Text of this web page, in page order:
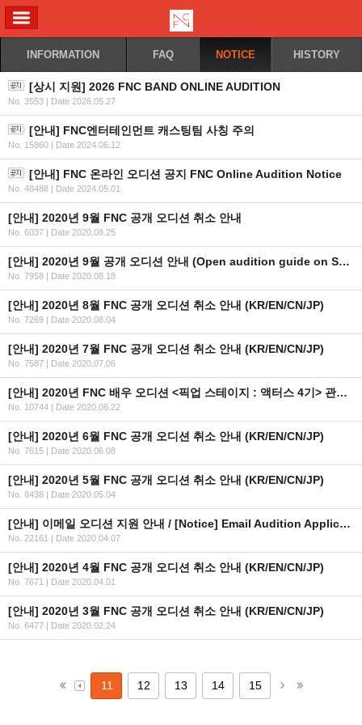
INFORMATION FAQ NOTICE HISTORY
[상시 지원] 2026 FNC BAND ONLINE AUDITION
No. 3553 | Date 2026.05.27
[안내] FNC엔터테인먼트 캐스팅팀 사칭 주의
No. 15860 | Date 2024.06.12
[안내] FNC 온라인 오디션 공지 FNC Online Audition Notice
No. 48488 | Date 2024.05.01
[안내] 2020년 9월 FNC 공개 오디션 취소 안내
No. 6037 | Date 2020.08.25
[안내] 2020년 9월 공개 오디션 안내 (Open audition guide on September)
No. 7958 | Date 2020.08.18
[안내] 2020년 8월 FNC 공개 오디션 취소 안내 (KR/EN/CN/JP)
No. 7269 | Date 2020.08.04
[안내] 2020년 7월 FNC 공개 오디션 취소 안내 (KR/EN/CN/JP)
No. 7587 | Date 2020.07.06
[안내] 2020년 FNC 배우 오디션 <픽업 스테이지 : 액터스 4기> 관련 안내
No. 10744 | Date 2020.06.22
[안내] 2020년 6월 FNC 공개 오디션 취소 안내 (KR/EN/CN/JP)
No. 7615 | Date 2020.06.08
[안내] 2020년 5월 FNC 공개 오디션 취소 안내 (KR/EN/CN/JP)
No. 8438 | Date 2020.05.04
[안내] 이메일 오디션 지원 안내 / [Notice] Email Audition Application Guide (KR/EN/JP/CN)
No. 22161 | Date 2020.04.07
[안내] 2020년 4월 FNC 공개 오디션 취소 안내 (KR/EN/CN/JP)
No. 7671 | Date 2020.04.01
[안내] 2020년 3월 FNC 공개 오디션 취소 안내 (KR/EN/CN/JP)
No. 6477 | Date 2020.02.24
11 12 13 14 15